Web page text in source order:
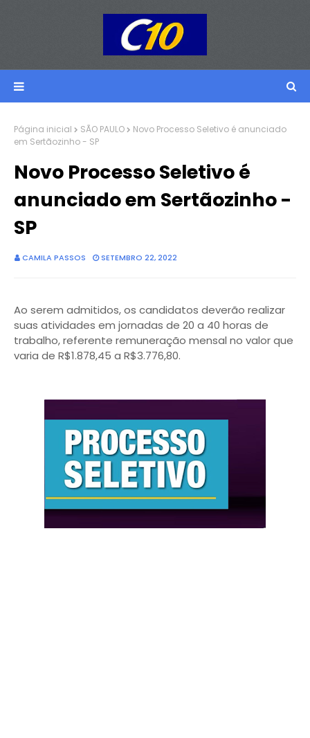
Página inicial SÃO PAULO
Novo Processo Seletivo é anunciado
em Sertãozinho - SP
Novo Processo Seletivo é
anunciado em Sertãozinho -
SP
CAMILA PASSOS SETEMBRO 22, 2022
Ao serem admitidos, os candidatos deverão realizar
suas atividades em jornadas de 20 a 40 horas de
trabalho, referente remuneração mensal no valor que
varia de R$1.878,45 a R$3.776,80.